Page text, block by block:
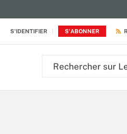
S'IDENTIFIER S'ABONNER